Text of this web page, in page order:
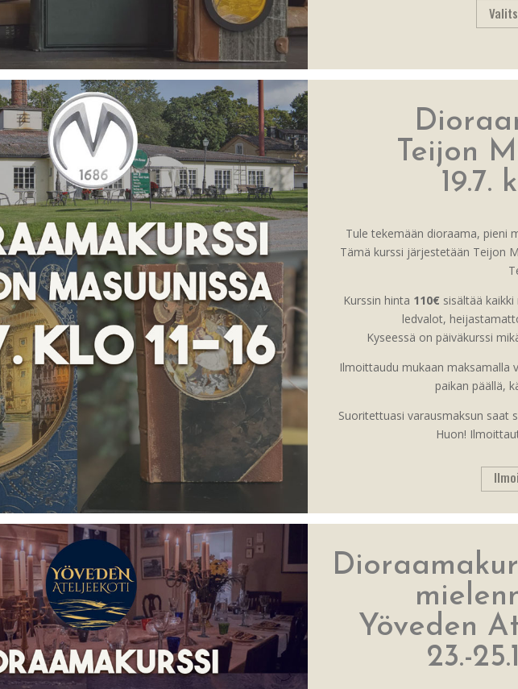
Teijon
19.7.
Tule tekemään dioraama, pieni
Tämä kurssi järjestetään Teijon
Kurssin hinta 110€ sisältää
ledvalot,
Kyseessä on päiväkurssi
Ilmoittaudu mukaan maksamalla
paikan päällä,
Suoritettuasi varausmaksun saat
Huon!
Yöveden
23.-